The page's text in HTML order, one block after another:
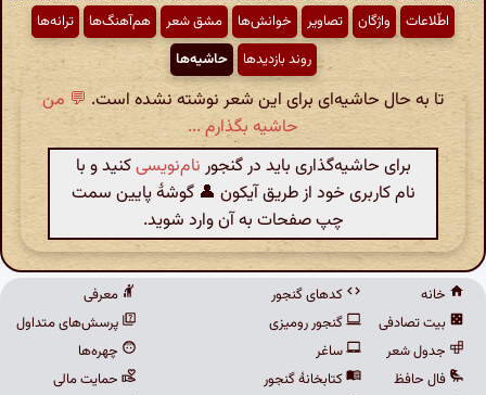
اطّلاعات واژگان تصاویر خوانش‌ها مشق شعر هم‌آهنگ‌ها
ترانه‌ها
روند بازدیدها
حاشیه‌ها
تا به حال حاشیه‌ای برای این شعر نوشته نشده است. 💬 من
حاشیه بگذارم ...
برای حاشیه‌گذاری باید در گنجور نام‌نویسیکنید و با
نام کاربری خود از طریق آیکون 👤 گوشهٔ پایین سمت
چپ صفحات به آن وارد شوید.
خانه
بیت تصادفی
جدول شعر
فال حافظ
کدهای گنجور
گنجور رومیزی
ساغر
کتابخانهٔ گنجور
معرفی
پرسش‌های متداول
چهره‌ها
حمایت مالی